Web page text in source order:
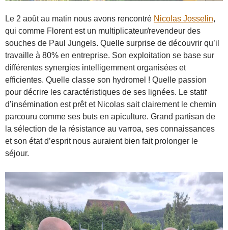
Le 2 août au matin nous avons rencontré Nicolas Josselin,
qui comme Florent est un multiplicateur/revendeur des
souches de Paul Jungels. Quelle surprise de découvrir qu’il
travaille à 80% en entreprise. Son exploitation se base sur
différentes synergies intelligemment organisées et
efficientes. Quelle classe son hydromel ! Quelle passion
pour décrire les caractéristiques de ses lignées. Le statif
d’insémination est prêt et Nicolas sait clairement le chemin
parcouru comme ses buts en apiculture. Grand partisan de
la sélection de la résistance au varroa, ses connaissances
et son état d’esprit nous auraient bien fait prolonger le
séjour.